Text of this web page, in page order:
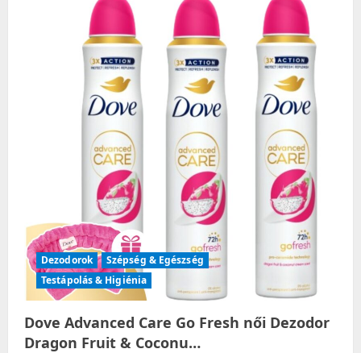
n
Dezodorok
Szépség & Egészség
Testápolás & Higiénia
Dove Advanced Care Go Fresh női Dezodor
Dragon Fruit & Coconu…